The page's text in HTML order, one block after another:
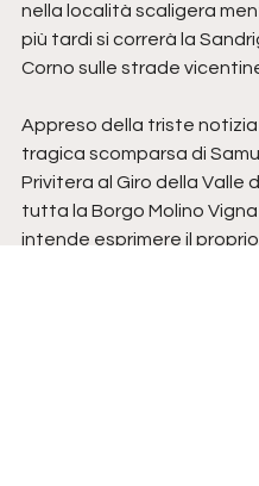
nella località scaligera
più tardi si correrà la
Corno sulle strade
Appreso della triste
tragica scomparsa di
Privitera al Giro della Valle
tutta la Borgo Molino
intende esprimere il